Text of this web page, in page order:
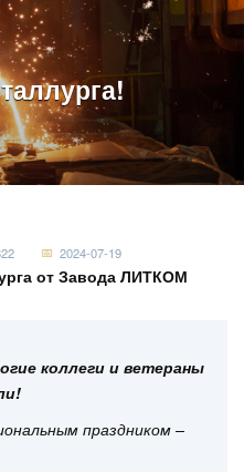
2024-07-19
от Завода ЛИТКОМ
коллеги и ветераны
праздником –